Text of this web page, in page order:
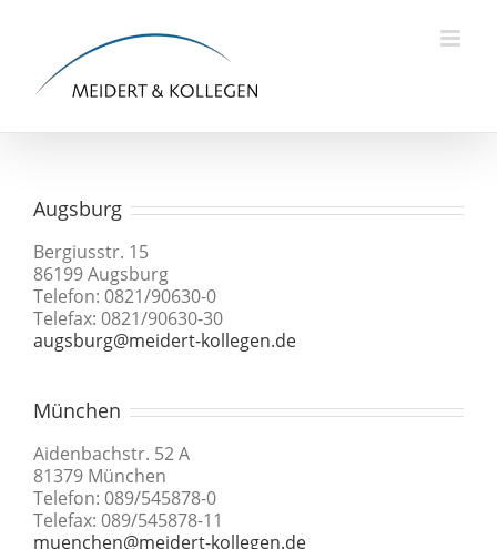
Augsburg
Bergiusstr. 15
86199 Augsburg
Telefon: 0821/90630-0
Telefax: 0821/90630-30
augsburg@meidert-kollegen.de
München
Aidenbachstr. 52 A
81379 München
Telefon: 089/545878-0
Telefax: 089/545878-11
muenchen@meidert-kollegen.de